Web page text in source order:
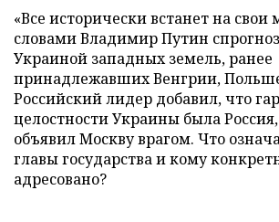
«Все исторически встанет на свои
словами Владимир Путин
Украиной западных земель, ранее
принадлежавших Венгрии,
Российский лидер добавил, что
целостности Украины была
объявил Москву врагом. Что
главы государства и кому
адресовано?